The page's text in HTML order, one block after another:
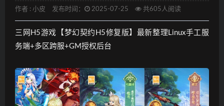
作者 : 小皮 发布时间： 2025-07-25 共605人阅读
三网H5游戏【梦幻契约H5修复版】最新整理Linux手工服
务端+多区跨服+GM授权后台